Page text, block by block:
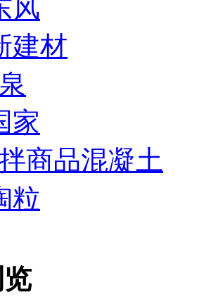
风
建材
家
商品混凝土
粒